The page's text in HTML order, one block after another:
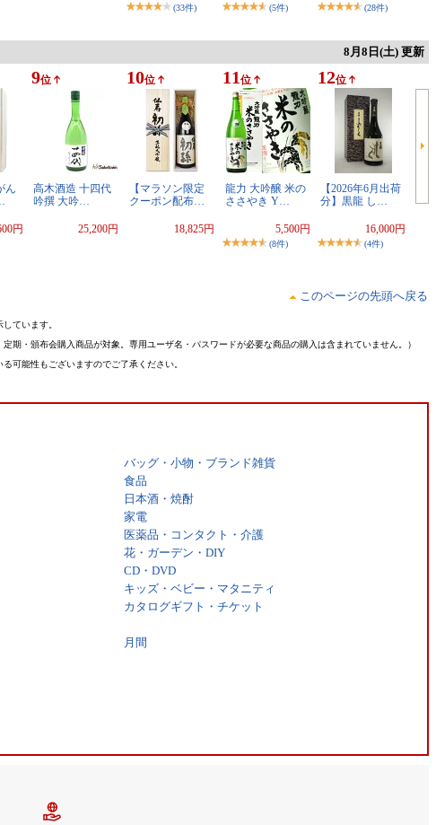
(33件) (5件) (28件)
8月8日(土) 更新
ん
円
9位
高木酒造 十四代
吟撰 大吟…
25,200円
10位
【マラソン限定
クーポン配布…
18,825円
11 位
龍力 大吟醸 米の
ささやき Y…
5,500円
(8件)
12位
【2026年6月出荷
分】黒龍 し…
16,000円
(4件)
このページの先頭へ戻る
ています。
・頒布会購入商品が対象。専用ユーザ名・パスワードが必要な商品の購入は含まれていません。）
可能性もございますのでご了承ください。
バッグ・小物・ブランド雑貨
食品
日本酒・焼酎
家電
医薬品・コンタクト・介護
花・ガーデン・DIY
CD・DVD
キッズ・ベビー・マタニティ
カタログギフト・チケット
月間